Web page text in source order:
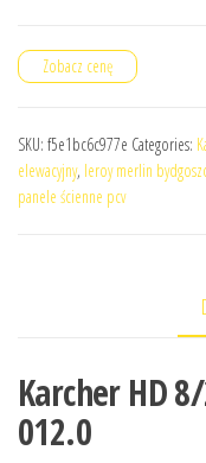
Zobacz cenę
SKU: f5e1bc6c977e Categories:
elewacyjny, leroy merlin
panele ścienne pcv
Karcher HD
012.0